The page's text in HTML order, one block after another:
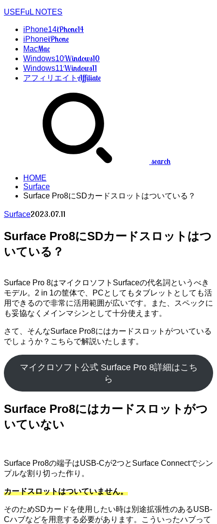
USEFuL NOTES
iPhone14iPhone14
iPhoneiPhone
MacMac
Windows10Windows10
Windows11Windows11
アフィリエイトAffiliate
search
HOME
Surface
Surface Pro8にSDカードスロットはついている？
Surface2023.07.11
Surface Pro8にSDカードスロットはつ
いている？
Surface Pro 8はマイクロソフトSurfaceの代名詞というべき
モデル。2 in 1の筐体で、PCとしてもタブレットとしても活
用できるので非常に活用範囲が広いです。また、スペックに
も妥協なくメインマシンとして十分使えます。
さて、そんなSurface Pro8にはカードスロットがついている
でしょうか？こちらで解説いたします。
マイクロソフト公式 Surface Pro 8詳細はこち
ら
Surface Pro8にはカードスロットがつ
いていない
Surface Pro8の端子はUSB-Cが2つとSurface Connectでシン
プルな割り切った作り。
カードスロットはついていません。
そのためSDカードを使用したい時は別途拡張性のあるUSB-
Cハブなどを用意する必要があります。こういったハブって